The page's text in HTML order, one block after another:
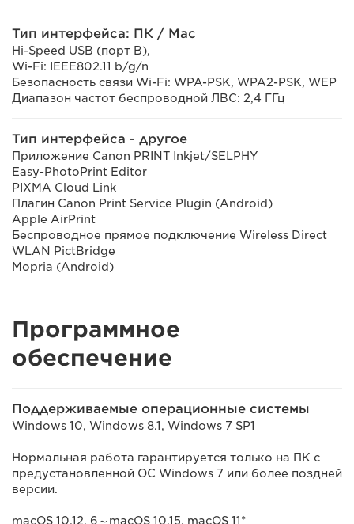
Тип интерфейса: ПК / Mac
Hi-Speed USB (порт B),
Wi-Fi: IEEE802.11 b/g/n
Безопасность связи Wi-Fi: WPA-PSK, WPA2-PSK, WEP
Диапазон частот беспроводной ЛВС: 2,4 ГГц
Тип интерфейса - другое
Приложение Canon PRINT Inkjet/SELPHY
Easy-PhotoPrint Editor
PIXMA Cloud Link
Плагин Canon Print Service Plugin (Android)
Apple AirPrint
Беспроводное прямое подключение Wireless Direct
WLAN PictBridge
Mopria (Android)
Программное
обеспечение
Поддерживаемые операционные системы
Windows 10, Windows 8.1, Windows 7 SP1
Нормальная работа гарантируется только на ПК с
предустановленной ОС Windows 7 или более поздней
версии.
macOS 10.12. 6～macOS 10.15, macOS 11*